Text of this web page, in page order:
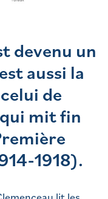
devenu un
aussi la
de
mit fin
1918).